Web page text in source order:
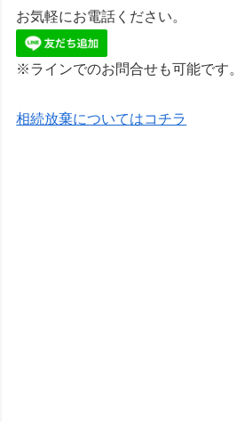
お気軽にお電話ください。
※ラインでのお問合せも可能です。
相続放棄についてはコチラ